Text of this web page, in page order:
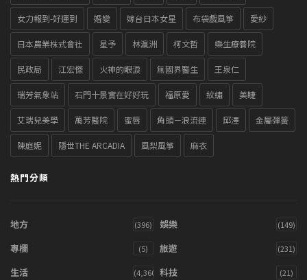
女力報到-好運到 婚變 嫁台日本女星 布袋戲風箏 愛紗
日本農業株式會社 星予 林瀛洲 柯文哲 樂生療養院
民政局 江宏傑 火神的眼淚 無國界醫生 王泉仁
瑞芳氣象站 石門十景實在好好玩 福原愛 紋繡 美睫
艾瑞兒美學 萬芳醫院 蜜唇 角頭－浪流連 邱澤 金屬彈簧
陳庭妮 隱世THE ARCADIA 風梨風箏 麻衣
熱門分類
地方 (396) 娛樂 (149)
專欄 (5) 旅遊 (231)
生活 (4,360) 科技 (21)